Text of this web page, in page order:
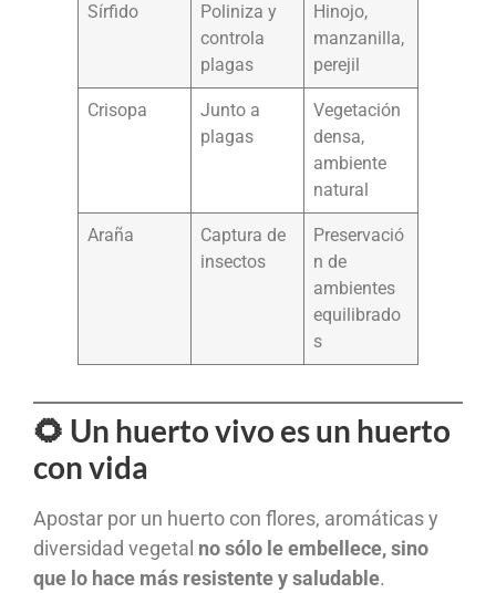
Sírfido
Poliniza y
controla
plagas
Hinojo,
manzanilla,
perejil
Crisopa
Junto a
plagas
Vegetación
densa,
ambiente
natural
Araña
Captura de
insectos
Preservació
n de
ambientes
equilibrado
s
🌻 Un huerto vivo es un huerto
con vida
Apostar por un huerto con flores, aromáticas y
diversidad vegetal no sólo le embellece, sino
que lo hace más resistente y saludable.